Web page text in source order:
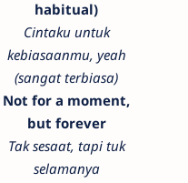
habitual)
Cintaku untuk
kebiasaanmu, yeah
(sangat terbiasa)
Not for a moment,
but forever
Tak sesaat, tapi tuk
selamanya